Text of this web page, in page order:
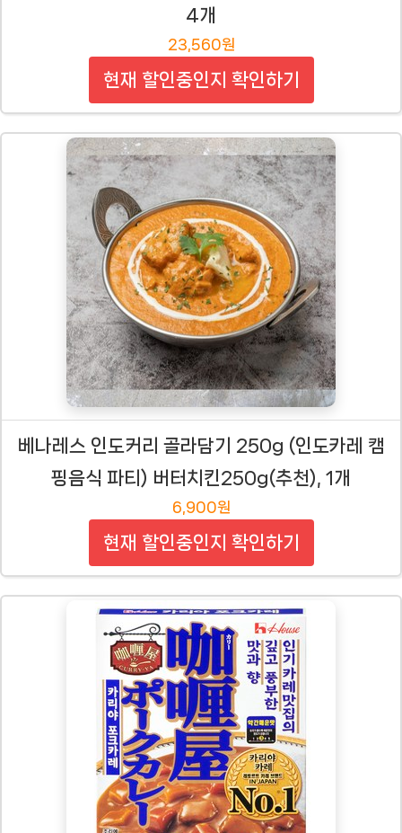
4개
23,560원
현재 할인중인지 확인하기
베나레스 인도커리 골라담기 250g (인도카레 캠
핑음식 파티) 버터치킨250g(추천), 1개
6,900원
현재 할인중인지 확인하기